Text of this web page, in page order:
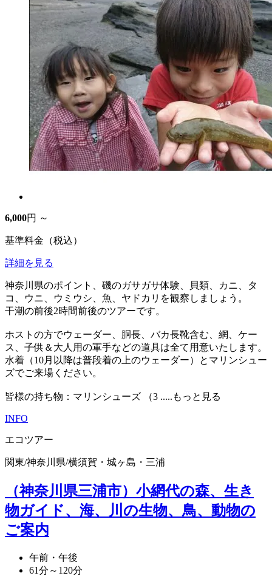
6,000円 ～
基準料金（税込）
詳細を見る
神奈川県のポイント、磯のガサガサ体験、貝類、カニ、タ
コ、ウニ、ウミウシ、魚、ヤドカリを観察しましょう。
干潮の前後2時間前後のツアーです。
ホストの方でウェーダー、胴長、バカ長靴含む、網、ケー
ス、子供＆大人用の軍手などの道具は全て用意いたします。
水着（10月以降は普段着の上のウェーダー）とマリンシュー
ズでご来場ください。
皆様の持ち物：マリンシューズ （3 .....もっと見る
INFO
エコツアー
関東/神奈川県/横須賀・城ヶ島・三浦
（神奈川県三浦市）小網代の森、生き
物ガイド、海、川の生物、鳥、動物の
ご案内
午前・午後
61分～120分